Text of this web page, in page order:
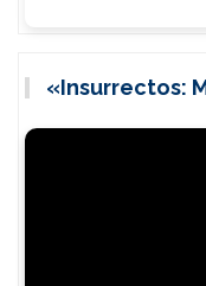
«Insurrectos: